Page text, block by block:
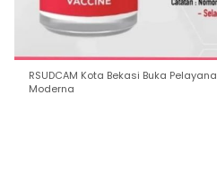
RSUDCAM Kota Bekasi Buka
Moderna